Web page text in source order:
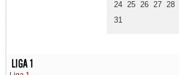
24 25 26 27 28
31